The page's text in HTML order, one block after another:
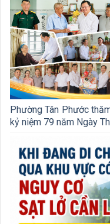
Phường Tân Phước
kỷ niệm 79 năm Ngày